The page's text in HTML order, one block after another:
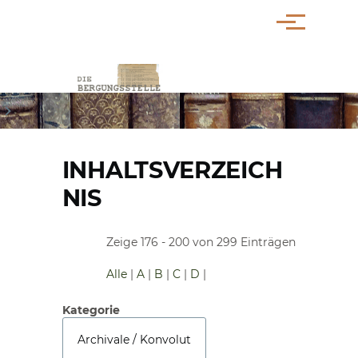
Menü
PFADNAVIGATION
INHALTSVERZEICH
NIS
Zeige 176 - 200 von 299 Einträgen
Alle |A | B |C | D |
Kategorie